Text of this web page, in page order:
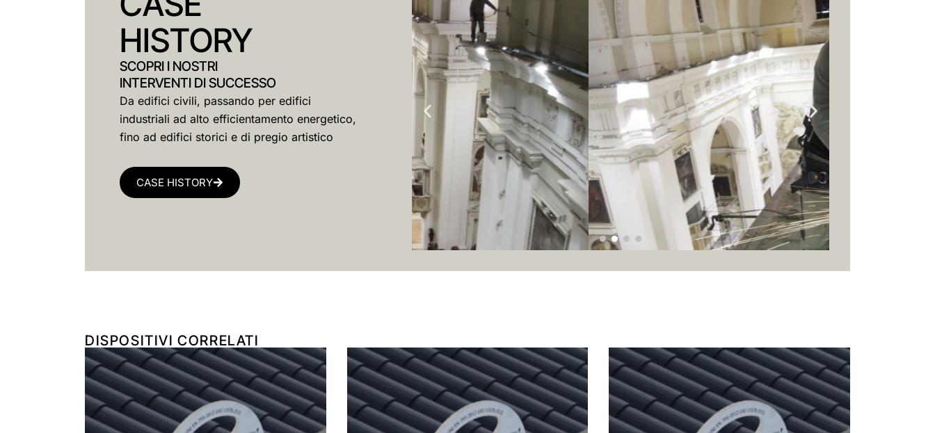
HISTORY
SCOPRI I NOSTRI
INTERVENTI DI SUCCESSO
Da edifici civili, passando per edifici
industriali ad alto efficientamento energetico,
fino ad edifici storici e di pregio artistico
CASE HISTORY
DISPOSITIVI CORRELATI